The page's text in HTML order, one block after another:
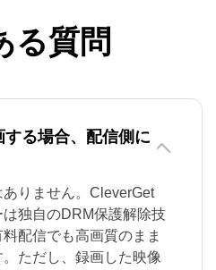
る質問
る場合、配信側に
りません。CleverGet
独自のDRM保護解除技
配信でも高画質のまま
ただし、録画した映像